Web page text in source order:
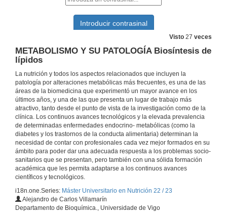
Visto 27 veces
METABOLISMO Y SU PATOLOGÍA Biosíntesis de
lípidos
La nutrición y todos los aspectos relacionados que incluyen la
patología por alteraciones metabólicas más frecuentes, es una de las
áreas de la biomedicina que experimentó un mayor avance en los
últimos años, y una de las que presenta un lugar de trabajo más
atractivo, tanto desde el punto de vista de la investigación como de la
clínica. Los continuos avances tecnológicos y la elevada prevalencia
de determinadas enfermedades endocrino- metabólicas (como la
diabetes y los trastornos de la conducta alimentaria) determinan la
necesidad de contar con profesionales cada vez mejor formados en su
ámbito para poder dar una adecuada respuesta a los problemas socio-
sanitarios que se presentan, pero también con una sólida formación
académica que les permita adaptarse a los continuos avances
científicos y tecnológicos.
i18n.one.Series: Máster Universitario en Nutrición 22 / 23
Alejandro de Carlos Villamarín
Departamento de Bioquímica., Universidade de Vigo
26 de out. de 2022
27 de out. de 2022
27 de out. de 2022
METABOLISMO Y SU PATOLOGÍA Oxidación de los aminoácidos
28 de out. de 2022
28 de out. de 2022